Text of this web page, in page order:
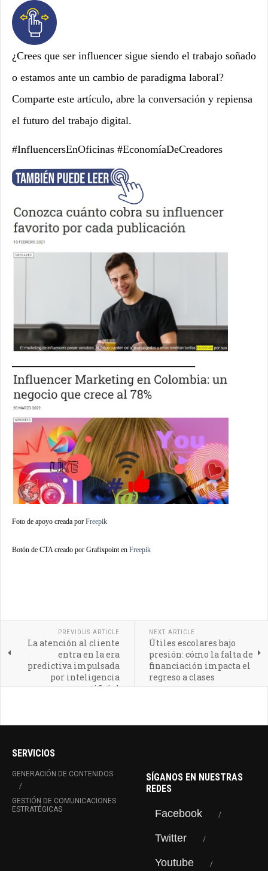
¿Crees que ser influencer sigue siendo el trabajo soñado
o estamos ante un cambio de paradigma laboral?
Comparte este artículo, abre la conversación y repiensa
el futuro del trabajo digital.
#InfluencersEnOficinas #EconomíaDeCreadores
Foto de apoyo creada por Freepik
Botón de CTA creado por Grafixpoint en Freepik
PREVIOUS ARTICLE
La atención al cliente
entra en la era
predictiva impulsada
por inteligencia
artificial
NEXT ARTICLE
Útiles escolares bajo
presión: cómo la falta de
financiación impacta el
regreso a clases
SERVICIOS
GENERACIÓN DE CONTENIDOS
GESTIÓN DE COMUNICACIONES
ESTRATÉGICAS
SÍGANOS EN NUESTRAS
REDES
Facebook
Twitter
Youtube